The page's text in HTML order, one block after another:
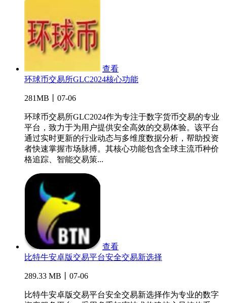
查看
环球币交易所GLC2024核心功能
281MB丨07-06
环球币交易所GLC2024作为专注于数字货币交易的专业
平台，致力于为用户提供安全高效的交易体验。该平台
通过实时更新的行业动态与多维度数据分析，帮助投资
者快速掌握市场脉搏。其核心功能包含全球主流币种价
格追踪、智能交易策...
查看
比特牛安卓版交易平台安全交易新选择
289.33 MB丨07-06
比特牛安卓版交易平台安全交易新选择作为专业的数字